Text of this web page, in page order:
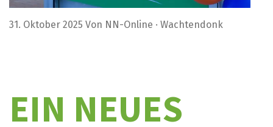
31. Oktober 2025 Von NN-Online · Wachtendonk
EIN NEUES